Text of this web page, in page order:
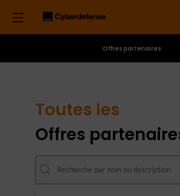
Offres partenaires
Toutes les
Offres